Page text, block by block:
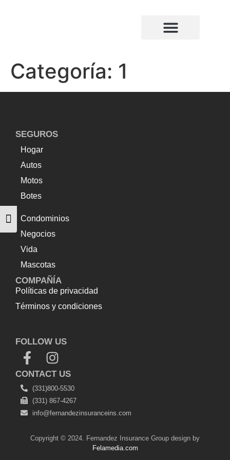
Alternar tamaño de letra
Categoría: 1
SEGUROS
Hogar
Autos
Motos
Botes
Condominios
Negocios
Vida
Mascotas
COMPAÑÍA
Políticas de privacidad
Términos y condiciones
FOLLOW US
CONTACT US
(331)800-5530
(331) 867-4267
info@fernandezinsuranceins.com
Copyright © 2024. Fernandez Insurance Group design by
Felamedia.com